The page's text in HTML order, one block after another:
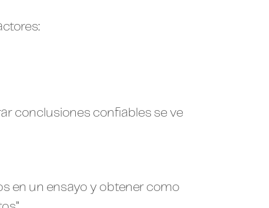
conclusiones confiables se ve
en un ensayo y obtener como